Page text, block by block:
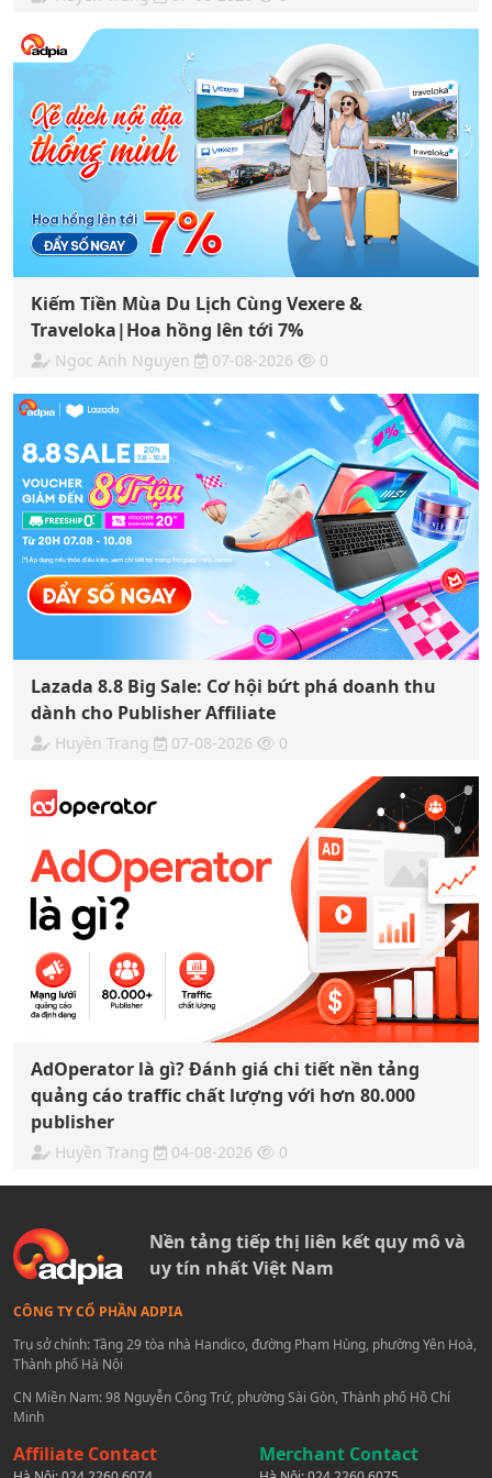
Kiếm Tiền Mùa Du Lịch Cùng Vexere &
Traveloka|Hoa hồng lên tới 7%
Ngoc Anh Nguyen 07-08-2026 0
Lazada 8.8 Big Sale: Cơ hội bứt phá doanh thu
dành cho Publisher Affiliate
Huyền Trang 07-08-2026 0
AdOperator là gì? Đánh giá chi tiết nền tảng
quảng cáo traffic chất lượng với hơn 80.000
publisher
Huyền Trang 04-08-2026 0
Nền tảng tiếp thị liên kết quy mô và
uy tín nhất Việt Nam
CÔNG TY CỔ PHẦN ADPIA
Trụ sở chính: Tầng 29 tòa nhà Handico, đường Phạm Hùng, phường Yên Hoà,
Thành phố Hà Nội
CN Miền Nam: 98 Nguyễn Công Trứ, phường Sài Gòn, Thành phố Hồ Chí
Minh
Affiliate Contact Merchant Contact